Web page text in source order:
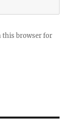
this browser for